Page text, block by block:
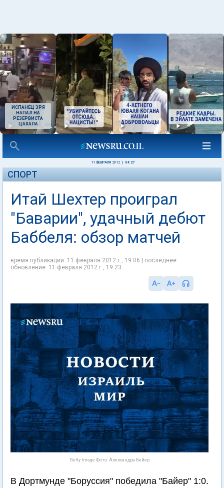
ИСПАНЕЦ ЗРЯ
НАПАЛ НА
РЕЗЕРВИСТА
ЦАХАЛА
11 ФЕВРАЛЯ 2012 04:27
СПОРТ
Итай Шехтер проиграл
"Баварии", удачный дебют
Баббеля: обзор матчей
время публикации: 11 февраля 2012 г., 19:06 | последнее
обновление: 11 февраля 2012 г., 19:23
Getty Image Фото: Александра Бейер
В Дортмунде "Боруссия" победила "Байер" 1:0.